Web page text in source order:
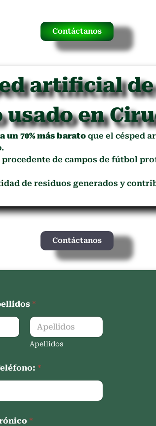
Contáctanos
artificial
en
un 70% más barato que el césped
procedente de campos de fútbol
de residuos generados y
Contáctanos
*
Apellidos
*
*